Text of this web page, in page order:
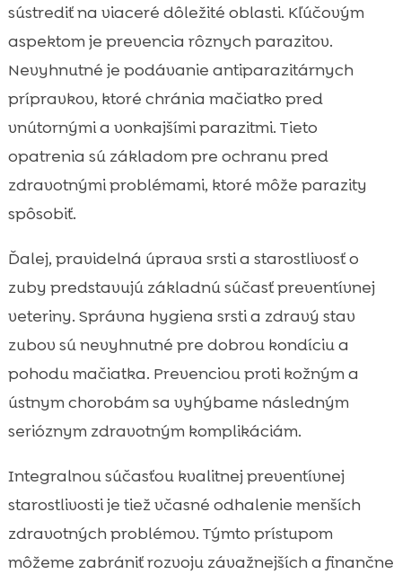
sústrediť na viaceré dôležité oblasti. Kľúčovým
aspektom je prevencia rôznych parazitov.
Nevyhnutné je podávanie antiparazitárnych
prípravkov, ktoré chránia mačiatko pred
vnútornými a vonkajšími parazitmi. Tieto
opatrenia sú základom pre ochranu pred
zdravotnými problémami, ktoré môže parazity
spôsobiť.
Ďalej, pravidelná úprava srsti a starostlivosť o
zuby predstavujú základnú súčasť preventívnej
veteriny. Správna hygiena srsti a zdravý stav
zubov sú nevyhnutné pre dobrou kondíciu a
pohodu mačiatka. Prevenciou proti kožným a
ústnym chorobám sa vyhýbame následným
serióznym zdravotným komplikáciám.
Integralnou súčasťou kvalitnej preventívnej
starostlivosti je tiež včasné odhalenie menších
zdravotných problémov. Týmto prístupom
môžeme zabrániť rozvoju závažnejších a finančne